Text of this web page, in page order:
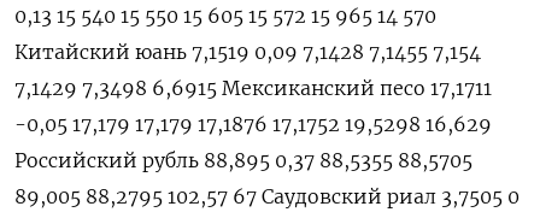
0,13 15 540 15 550 15 605 15 572 15 965 14 570
Китайский юань 7,1519 0,09 7,1428 7,1455 7,154
7,1429 7,3498 6,6915 Мексиканский песо 17,1711
-0,05 17,179 17,179 17,1876 17,1752 19,5298 16,629
Российский рубль 88,895 0,37 88,5355 88,5705
89,005 88,2795 102,57 67 Саудовский риал 3,7505 0